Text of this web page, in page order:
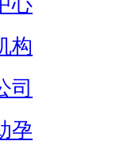
构
司
孕